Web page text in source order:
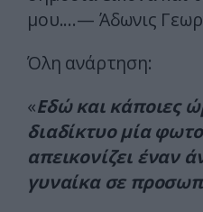
μου.…— Άδωνις
Όλη ανάρτηση:
«Εδώ και κάποιες
διαδίκτυο μία
απεικονίζει έναν
γυναίκα σε